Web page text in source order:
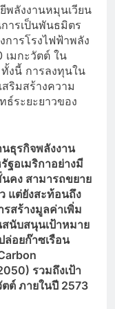
พลังงานหมุนเวียน
ารเป็นพันธมิตร
การโรงไฟฟ้าพลัง
เมกะวัตต์ ใน
งนี้ การลงทุนใน
ริมสร้างความ
ธ์ระยะยาวของ
นธุรกิจพลังงาน
ฐอเมริกาอย่างมี
คง สามารถขยาย
แต่ยังสะท้อนถึง
รสร้างมูลค่าเพิ่ม
นับสนุนเป้าหมาย
ล่อยก๊าซเรือน
รวมถึงเป้า
ตต์ ภายในปี 2573